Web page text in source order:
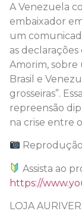
A Venezuela
embaixador
um
as declarações
Amorim, sobre
Brasil e
grosseiras”.
repreensão
na crise entre
Assista ao
https://
LOJA